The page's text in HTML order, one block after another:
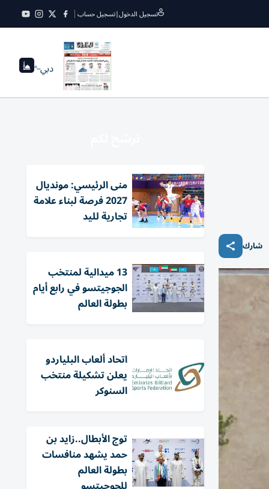
تسجيل الدخول|تسجيل حساب
دبي--°
شارك
منى الرئيسي: مونديال
2027 فرصة لبناء علامة
تجارية لليد
13 ميدالية لمنتخب
الجوجيتسو في رابع أيام
بطولة العالم
اتحاد ألعاب البلياردو
يعلن تشكيلة منتخب
السنوكر
توج الأبطال..زايد بن
حمد يشهد منافسات
بطولة العالم